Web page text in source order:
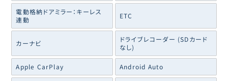
電動格納ドアミラー：キーレス
連動
ETC
カーナビ
ドライブレコーダー (SDカード
なし)
Apple CarPlay Android Auto